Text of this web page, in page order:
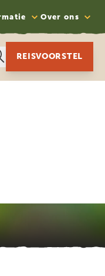
Over ons
REISVOORSTEL